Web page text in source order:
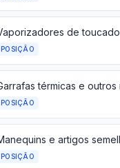
POSIÇÃO
POSIÇÃO
POSIÇÃO